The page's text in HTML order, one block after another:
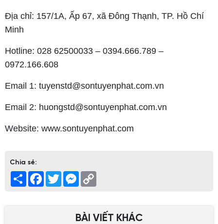
Địa chỉ: 157/1A, Ấp 67, xã Đông Thạnh, TP. Hồ Chí
Minh
Hotline: 028 62500033 – 0394.666.789 –
0972.166.608
Email 1: tuyenstd@sontuyenphat.com.vn
Email 2: huongstd@sontuyenphat.com.vn
Website: www.sontuyenphat.com
Chia sẻ:
Share Facebook
TwitterMessenger
BÀI VIẾT KHÁC